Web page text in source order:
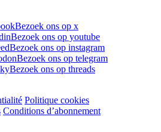
Bezoek ons op x
Bezoek ons op youtube
Bezoek ons op instagram
Bezoek ons op telegram
Bezoek ons op threads
Politique cookies
Conditions d’abonnement